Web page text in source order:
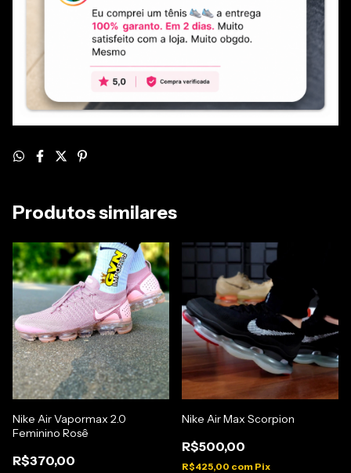
Produtos similares
Nike Air Vapormax 2.0
Feminino Rosê
R$370,00
Nike Air Max Scorpion
R$500,00
R$425,00 com Pix